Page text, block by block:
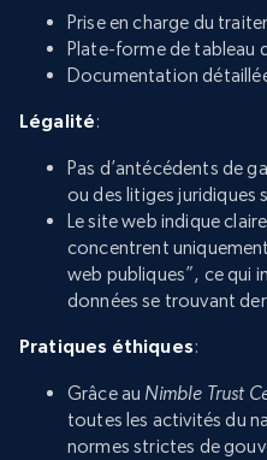
Prise en charge du
Plate-forme de tableau
Documentation
Légalité:
Pas d’antécédents de
ou des litiges juridiques
Le site web indique
concentrent
web publiques”, ce qui
données se trouvant
Pratiques éthiques:
Grâce au Nimble Trust
toutes les activités du
normes strictes de